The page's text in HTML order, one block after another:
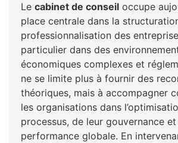
Le cabinet de conseil occupe
place centrale dans la
professionnalisation des
particulier dans des
économiques complexes et
ne se limite plus à fournir des
théoriques, mais à accompagner
les organisations dans
processus, de leur gouvernance
performance globale. En